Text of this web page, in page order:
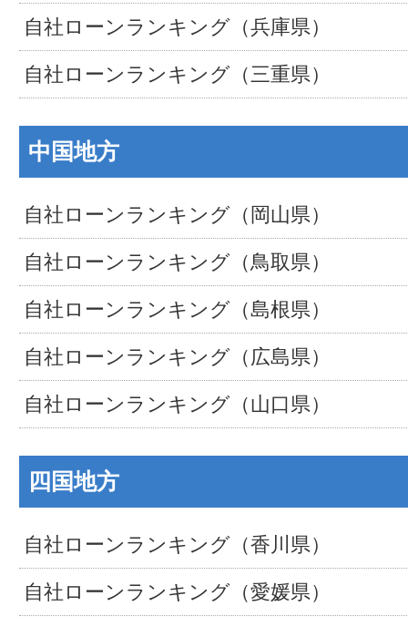
自社ローンランキング（兵庫県）
自社ローンランキング（三重県）
中国地方
自社ローンランキング（岡山県）
自社ローンランキング（鳥取県）
自社ローンランキング（島根県）
自社ローンランキング（広島県）
自社ローンランキング（山口県）
四国地方
自社ローンランキング（香川県）
自社ローンランキング（愛媛県）